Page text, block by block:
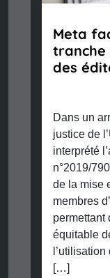
Meta
tranche
des
Dans un
justice de
interprété
n°2019/
de la mise
membres
permettant
équitable
[…]